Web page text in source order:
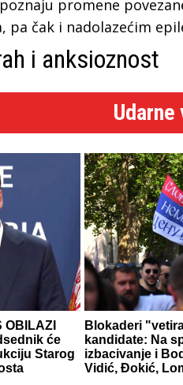
promene
pa čak i nadolazećim
i anksioznost
OBILAZI
će
Starog
Blokaderi
kandidate: Na
izbacivanje i
Vidić, Đokić,